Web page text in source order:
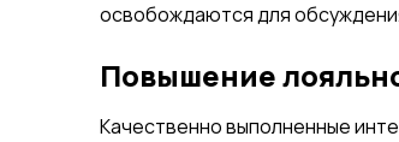
освобождаются для
Повышение
Качественно выполненные